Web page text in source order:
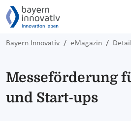
Bayern Innovativ eMagazin Detail
Messeförderung
und Start-ups